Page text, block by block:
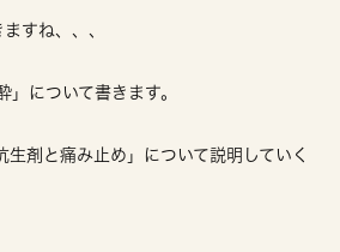
すね、、、
」について書きます。
生剤と痛み止め」について説明していく